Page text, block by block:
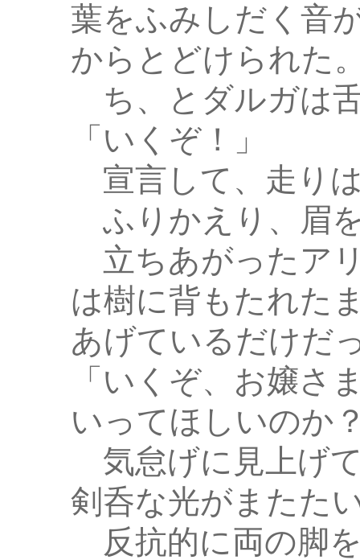
葉をふみしだく音
からとどけられた
ち、とダルガは
「いくぞ！」
宣言して、走り
ふりかえり、眉
立ちあがったア
は樹に背もたれた
あげているだけだ
「いくぞ、お嬢
いってほしいのか
気怠げに見上げ
剣呑な光がまたた
反抗的に両の脚